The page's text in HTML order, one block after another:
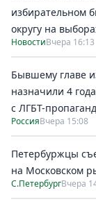
избирательном
округу на
НовостиВчера 16:13
Бывшему главе
назначили 4
с ЛГБТ-
РоссияВчера 15:08
Петербуржцы
на Московском
С.ПетербургВчера